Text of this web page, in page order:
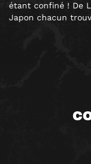
étant confiné ! De
Japon chacun